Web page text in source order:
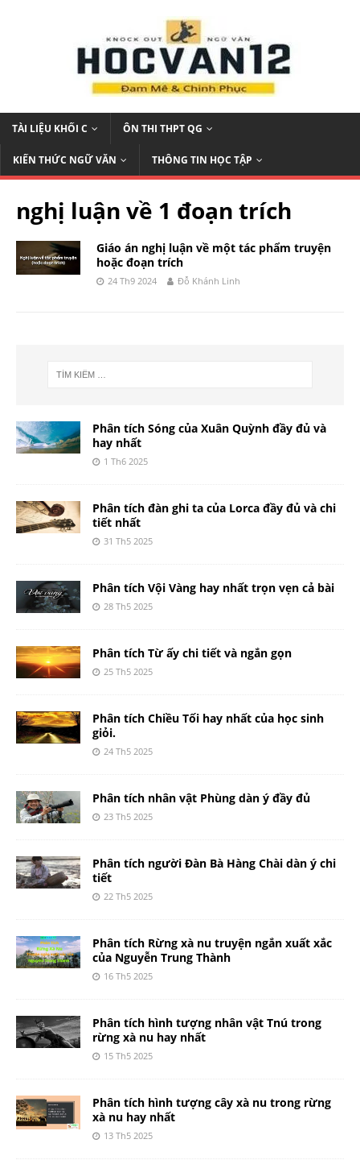
TÀI LIỆU KHỐI C ÔN THI THPT QG
KIẾN THỨC NGỮ VĂN THÔNG TIN HỌC TẬP
nghị luận về 1 đoạn trích
Giáo án nghị luận về một tác phẩm truyện
hoặc đoạn trích
24 Th9 2024 Đỗ Khánh Linh
Phân tích Sóng của Xuân Quỳnh đầy đủ và
hay nhất
1 Th6 2025
Phân tích đàn ghi ta của Lorca đầy đủ và chi
tiết nhất
31 Th5 2025
Phân tích Vội Vàng hay nhất trọn vẹn cả bài
28 Th5 2025
Phân tích Từ ấy chi tiết và ngắn gọn
25 Th5 2025
Phân tích Chiều Tối hay nhất của học sinh
giỏi.
24 Th5 2025
Phân tích nhân vật Phùng dàn ý đầy đủ
23 Th5 2025
Phân tích người Đàn Bà Hàng Chài dàn ý chi
tiết
22 Th5 2025
Phân tích Rừng xà nu truyện ngắn xuất xắc
của Nguyễn Trung Thành
16 Th5 2025
Phân tích hình tượng nhân vật Tnú trong
rừng xà nu hay nhất
15 Th5 2025
Phân tích hình tượng cây xà nu trong rừng
xà nu hay nhất
13 Th5 2025